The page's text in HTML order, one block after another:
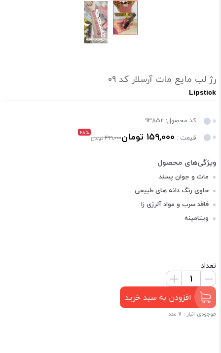
رژ لب مایع مات آرسلار کد 09
Lipstick
کد محصول: 93852
قیمت : 159,000 تومان 68%
499,000 تومان
مات و جوان پسند
حاوی رنگ دانه های طبیعی
فاقد سرب و مواد آلرژی زا
ویتامینه
تعداد
افزودن به سبد خرید
موجودی انبار : 11 عدد